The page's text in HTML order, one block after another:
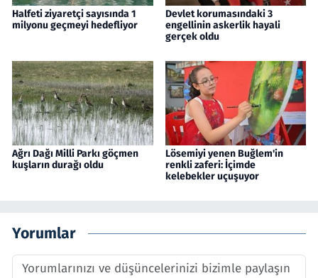
Halfeti ziyaretçi sayısında 1
milyonu geçmeyi hedefliyor
Devlet korumasındaki 3
engellinin askerlik hayali
gerçek oldu
Ağrı Dağı Milli Parkı göçmen
kuşların durağı oldu
Lösemiyi yenen Buğlem'in
renkli zaferi: İçimde
kelebekler uçuşuyor
Yorumlar